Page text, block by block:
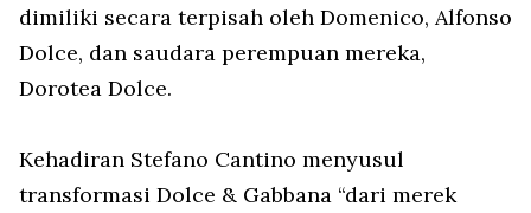
dimiliki secara terpisah oleh Domenico, Alfonso
Dolce, dan saudara perempuan mereka,
Dorotea Dolce.
Kehadiran Stefano Cantino menyusul
transformasi Dolce & Gabbana “dari merek